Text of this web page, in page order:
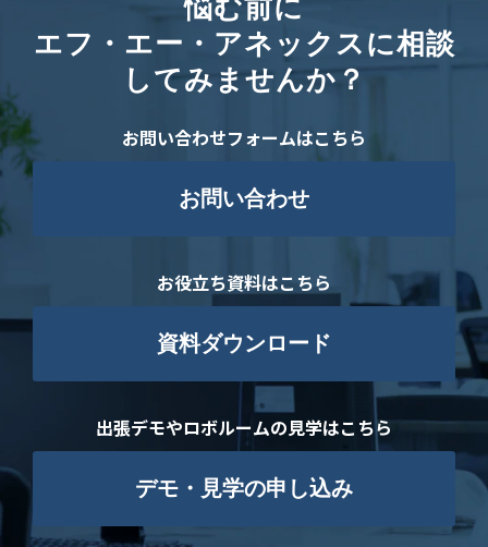
悩む前に
エフ・エー・アネックスに相談
してみませんか？
お問い合わせフォームはこちら
お問い合わせ
お役立ち資料はこちら
資料ダウンロード
出張デモやロボルームの見学はこちら
デモ・見学の申し込み